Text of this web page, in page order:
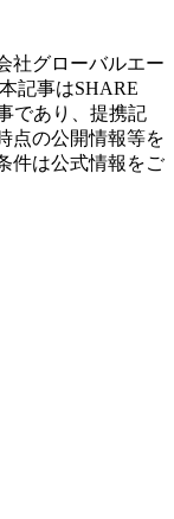
社グローバルエー
記事はSHARE
であり、提携記
点の公開情報等を
件は公式情報をご